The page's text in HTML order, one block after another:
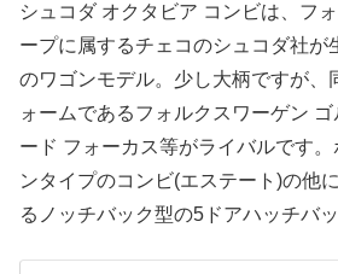
シュコダ オクタビア コンビは、フ
ープに属するチェコのシュコダ社が
のワゴンモデル。少し大柄ですが、
ォームであるフォルクスワーゲン
ード フォーカス等がライバルです
ンタイプのコンビ(エステート)の他
るノッチバック型の5ドアハッチバ